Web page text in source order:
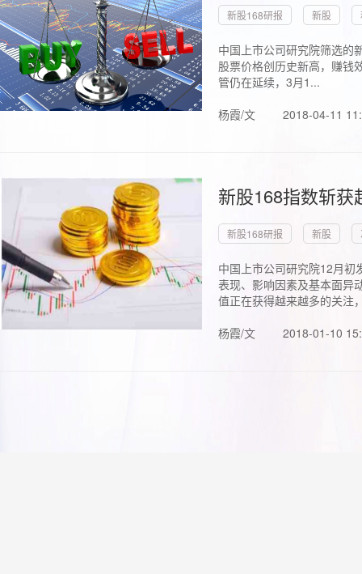
新股168研报 新股
中国上市公司研究院筛选的
股票价格创历史新高，赚钱
管仍在延续，3月1...
杨霞/文
2018-04-11
新股168指数斩
新股168研报 新股
中国上市公司研究院12月初
表现、影响因素及基本面异
值正在获得越来越多的关注
杨霞/文
2018-01-10